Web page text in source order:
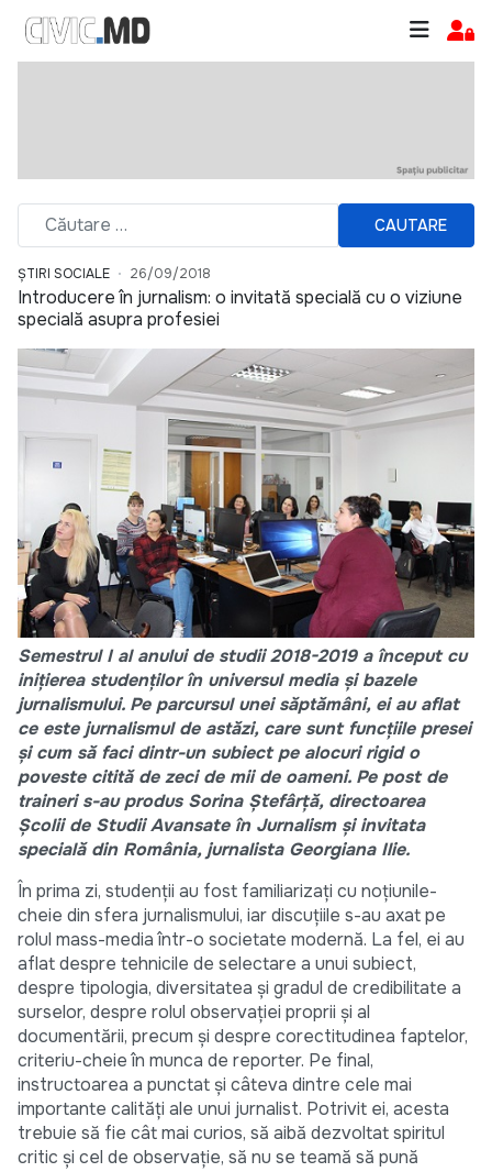
CAUTARE
ȘTIRI SOCIALE 26/09/2018
Introducere în jurnalism: o invitată specială cu o viziune
specială asupra profesiei
Semestrul I al anului de studii 2018-2019 a început cu
inițierea studenților în universul media și bazele
jurnalismului. Pe parcursul unei săptămâni, ei au aflat
ce este jurnalismul de astăzi, care sunt funcțiile presei
și cum să faci dintr-un subiect pe alocuri rigid o
poveste citită de zeci de mii de oameni. Pe post de
traineri s-au produs Sorina Ștefârță, directoarea
Școlii de Studii Avansate în Jurnalism și invitata
specială din România, jurnalista Georgiana Ilie.
În prima zi, studenții au fost familiarizați cu noțiunile-
cheie din sfera jurnalismului, iar discuțiile s-au axat pe
rolul mass-media într-o societate modernă. La fel, ei au
aflat despre tehnicile de selectare a unui subiect,
despre tipologia, diversitatea și gradul de credibilitate a
surselor, despre rolul observației proprii și al
documentării, precum și despre corectitudinea faptelor,
criteriu-cheie în munca de reporter. Pe final,
instructoarea a punctat și câteva dintre cele mai
importante calități ale unui jurnalist. Potrivit ei, acesta
trebuie să fie cât mai curios, să aibă dezvoltat spiritul
critic și cel de observație, să nu se teamă să pună